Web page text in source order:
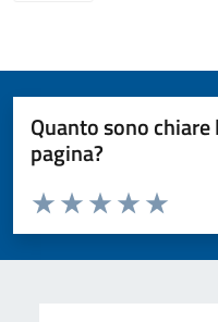
Quanto sono
pagina?
Valuta da 1 a 5 stelle la pagina
Valuta 5
Valuta 4
Valuta 3 stelle su
Valuta 2 stelle su 5
Valuta 1 stelle su 5